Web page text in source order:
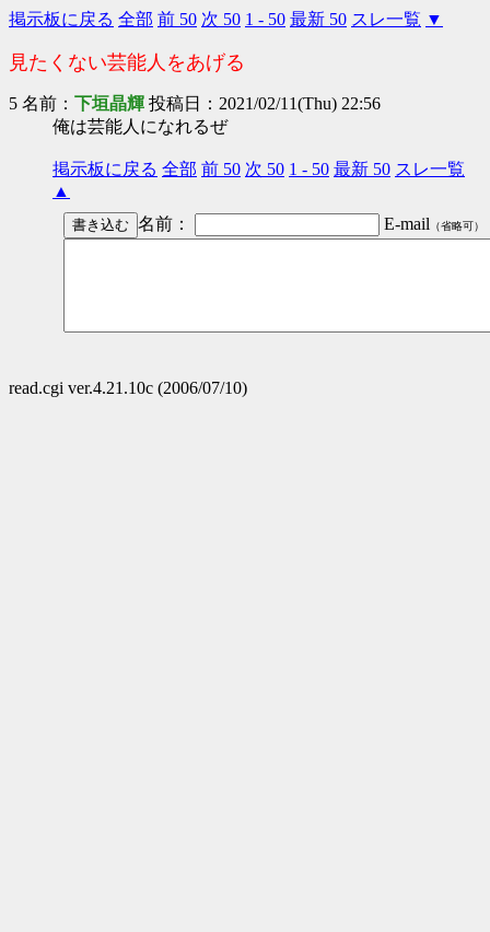
掲示板に戻る 全部 前 50 次 50 1 - 50 最新 50 スレ一覧 ▼
見たくない芸能人をあげる
5 名前： 下垣晶輝 投稿日：2021/02/11(Thu) 22:56
俺は芸能人になれるぜ
掲示板に戻る 全部 前 50 次 50 1 - 50 最新 50 スレ一覧
▲
名前：
E-mail （省略可）
read.cgi ver.4.21.10c (2006/07/10)